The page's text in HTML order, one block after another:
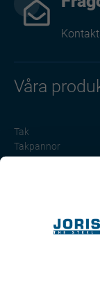
Våra
Tak
Takpannor